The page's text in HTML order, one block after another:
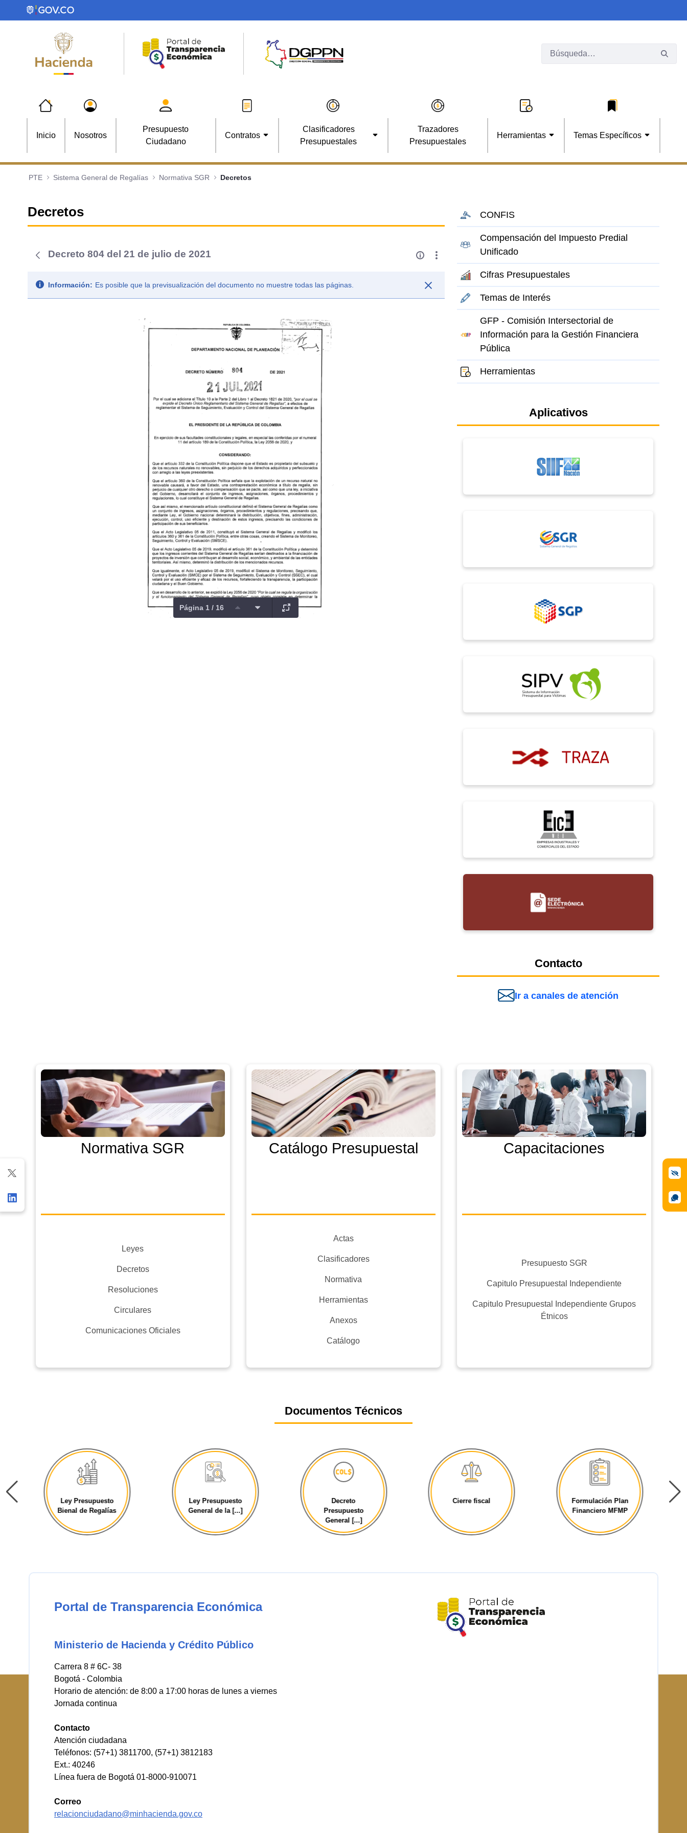
Saltar al contenido principal
Inicio Nosotros
Presupuesto
Ciudadano
Contratos
Clasificadores
Presupuestales
Trazadores
Presupuestales
Herramientas Temas Específicos
PTE Sistema General de Regalías Normativa SGR Decretos
Decretos
Decreto 804 del 21 de julio de 2021
Información: Es posible que la previsualización del documento no muestre todas las páginas.
Página 1 / 16
CONFIS
Compensación del Impuesto Predial
Unificado
Cifras Presupuestales
Temas de Interés
GFP - Comisión Intersectorial de
Información para la Gestión Financiera
Pública
Herramientas
Aplicativos
Contacto
Ir a canales de atención
Normativa SGR
Leyes
Decretos
Resoluciones
Circulares
Comunicaciones Oficiales
Catálogo Presupuestal
Actas
Clasificadores
Normativa
Herramientas
Anexos
Catálogo
Capacitaciones
Presupuesto SGR
Capitulo Presupuestal Independiente
Capitulo Presupuestal Independiente Grupos
Étnicos
Documentos Técnicos
Ley Presupuesto
Bienal de Regalías
Ley Presupuesto
General de la [...]
Decreto
Presupuesto
General [...]
Cierre fiscal
Formulación Plan
Financiero MFMP
Portal de Transparencia Económica
Ministerio de Hacienda y Crédito Público
Carrera 8 # 6C- 38
Bogotá - Colombia
Horario de atención: de 8:00 a 17:00 horas de lunes a viernes
Jornada continua
Contacto
Atención ciudadana
Teléfonos: (57+1) 3811700, (57+1) 3812183
Ext.: 40246
Línea fuera de Bogotá 01-8000-910071
Correo
relacionciudadano@minhacienda.gov.co